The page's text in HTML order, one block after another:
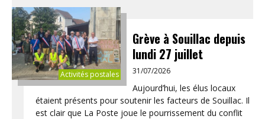
Activités postales
Grève à Souillac depuis
lundi 27 juillet
31/07/2026
Aujourd’hui, les élus locaux
étaient présents pour soutenir les facteurs de Souillac. Il
est clair que La Poste joue le pourrissement du conflit